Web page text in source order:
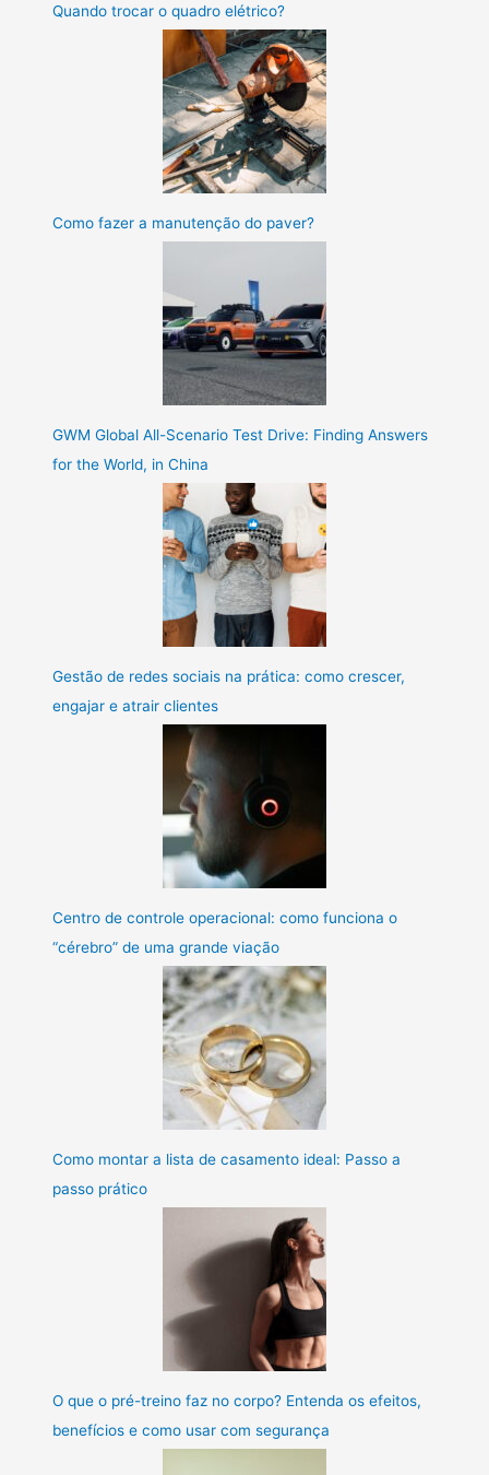
Quando trocar o quadro elétrico?
Como fazer a manutenção do paver?
GWM Global All-Scenario Test Drive: Finding Answers
for the World, in China
Gestão de redes sociais na prática: como crescer,
engajar e atrair clientes
Centro de controle operacional: como funciona o
“cérebro” de uma grande viação
Como montar a lista de casamento ideal: Passo a
passo prático
O que o pré-treino faz no corpo? Entenda os efeitos,
benefícios e como usar com segurança